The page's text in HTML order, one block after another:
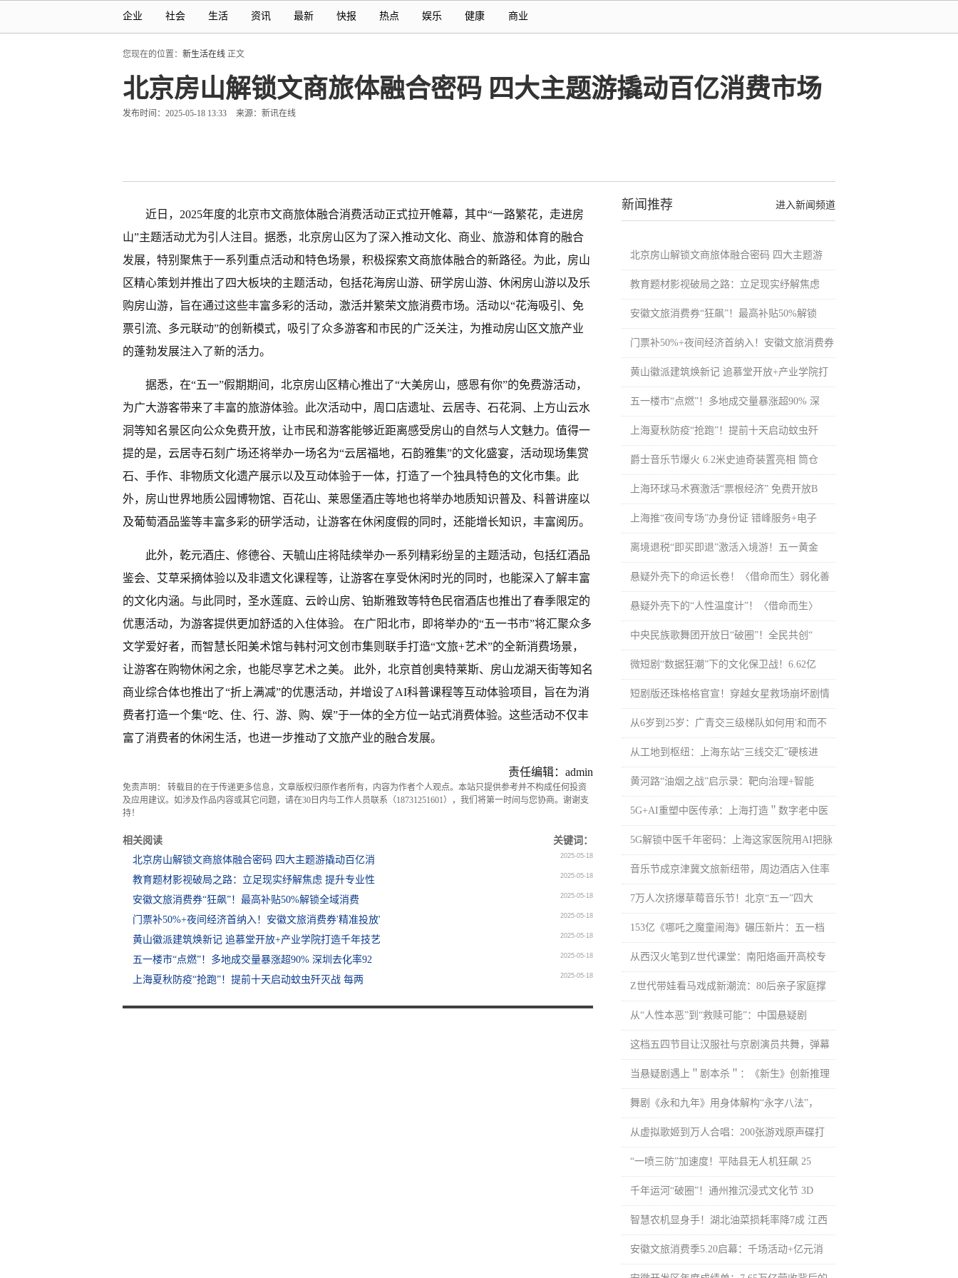
企业 社会 生活 资讯 最新 快报 热点 娱乐 健康 商业
您现在的位置： 新生活在线 正文
北京房山解锁文商旅体融合密码 四大主题游撬动百亿消费市场
发布时间：2025-05-18 13:33 来源：新讯在线
近日，2025年度的北京市文商旅体融合消费活动正式拉开帷幕，其中“一路繁花，走进房
山”主题活动尤为引人注目。据悉，北京房山区为了深入推动文化、商业、旅游和体育的融合
发展，特别聚焦于一系列重点活动和特色场景，积极探索文商旅体融合的新路径。为此，房山
区精心策划并推出了四大板块的主题活动，包括花海房山游、研学房山游、休闲房山游以及乐
购房山游，旨在通过这些丰富多彩的活动，激活并繁荣文旅消费市场。活动以“花海吸引、免
票引流、多元联动”的创新模式，吸引了众多游客和市民的广泛关注，为推动房山区文旅产业
的蓬勃发展注入了新的活力。
据悉，在“五一”假期期间，北京房山区精心推出了“大美房山，感恩有你”的免费游活动，
为广大游客带来了丰富的旅游体验。此次活动中，周口店遗址、云居寺、石花洞、上方山云水
洞等知名景区向公众免费开放，让市民和游客能够近距离感受房山的自然与人文魅力。值得一
提的是，云居寺石刻广场还将举办一场名为“云居福地，石韵雅集”的文化盛宴，活动现场集赏
石、手作、非物质文化遗产展示以及互动体验于一体，打造了一个独具特色的文化市集。此
外，房山世界地质公园博物馆、百花山、莱恩堡酒庄等地也将举办地质知识普及、科普讲座以
及葡萄酒品鉴等丰富多彩的研学活动，让游客在休闲度假的同时，还能增长知识，丰富阅历。
此外，乾元酒庄、修德谷、天毓山庄将陆续举办一系列精彩纷呈的主题活动，包括红酒品
鉴会、艾草采摘体验以及非遗文化课程等，让游客在享受休闲时光的同时，也能深入了解丰富
的文化内涵。与此同时，圣水莲庭、云岭山房、铂斯雅致等特色民宿酒店也推出了春季限定的
优惠活动，为游客提供更加舒适的入住体验。 在广阳北市，即将举办的“五一书市”将汇聚众多
文学爱好者，而智慧长阳美术馆与韩村河文创市集则联手打造“文旅+艺术”的全新消费场景，
让游客在购物休闲之余，也能尽享艺术之美。 此外，北京首创奥特莱斯、房山龙湖天街等知名
商业综合体也推出了“折上满减”的优惠活动，并增设了AI科普课程等互动体验项目，旨在为消
费者打造一个集“吃、住、行、游、购、娱”于一体的全方位一站式消费体验。这些活动不仅丰
富了消费者的休闲生活，也进一步推动了文旅产业的融合发展。
责任编辑：admin
免责声明： 转载目的在于传递更多信息，文章版权归原作者所有，内容为作者个人观点。本站只提供参考并不构成任何投资
及应用建议。如涉及作品内容或其它问题，请在30日内与工作人员联系（18731251601），我们将第一时间与您协商。谢谢支
持！
相关阅读
关键词：
北京房山解锁文商旅体融合密码 四大主题游撬动百亿消
2025-05-18
教育题材影视破局之路：立足现实纾解焦虑 提升专业性 2025-05-18
安徽文旅消费券“狂飙”！最高补贴50%解锁全域消费 2025-05-18
门票补50%+夜间经济首纳入！安徽文旅消费券'精准投放' 2025-05-18
黄山徽派建筑焕新记 追慕堂开放+产业学院打造千年技艺 2025-05-18
五一楼市“点燃”！多地成交量暴涨超90% 深圳去化率92 2025-05-18
上海夏秋防疫“抢跑”！提前十天启动蚊虫歼灭战 每两 2025-05-18
进入新闻频道
新闻推荐
北京房山解锁文商旅体融合密码 四大主题游
教育题材影视破局之路：立足现实纾解焦虑
安徽文旅消费券“狂飙”！最高补贴50%解锁
门票补50%+夜间经济首纳入！安徽文旅消费券
黄山徽派建筑焕新记 追慕堂开放+产业学院打
五一楼市“点燃”！多地成交量暴涨超90% 深
上海夏秋防疫“抢跑”！提前十天启动蚊虫歼
爵士音乐节爆火 6.2米史迪奇装置亮相 筒仓
上海环球马术赛激活“票根经济” 免费开放B
上海推“夜间专场”办身份证 错峰服务+电子
离境退税“即买即退”激活入境游！五一黄金
悬疑外壳下的命运长卷！〈借命而生〉弱化善
悬疑外壳下的“人性温度计”！〈借命而生〉
中央民族歌舞团开放日“破圈”！全民共创“
微短剧“数据狂潮”下的文化保卫战！6.62亿
短剧版还珠格格官宣！穿越女星救场崩坏剧情
从6岁到25岁：广青交三级梯队如何用'和而不
从工地到枢纽：上海东站“三线交汇”硬核进
黄河路“油烟之战”启示录：靶向治理+智能
5G+AI重塑中医传承：上海打造＂数字老中医
5G解锁中医千年密码：上海这家医院用AI把脉
音乐节成京津冀文旅新纽带，周边酒店入住率
7万人次挤爆草莓音乐节！北京“五一”四大
153亿《哪吒之魔童闹海》碾压新片：五一档
从西汉火笔到Z世代课堂：南阳烙画开高校专
Z世代带娃看马戏成新潮流：80后亲子家庭撑
从“人性本恶”到“救赎可能”：中国悬疑剧
这档五四节目让汉服社与京剧演员共舞，弹幕
当悬疑剧遇上＂剧本杀＂：《新生》创新推理
舞剧《永和九年》用身体解构“永字八法”，
从虚拟歌姬到万人合唱：200张游戏原声碟打
“一喷三防”加速度！平陆县无人机狂飙 25
千年运河“破圈”！通州推沉浸式文化节 3D
智慧农机显身手！湖北油菜损耗率降7成 江西
安徽文旅消费季5.20启幕：千场活动+亿元消